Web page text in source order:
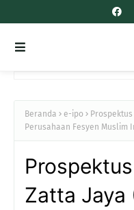
Beranda e-ipo
Prospektus
Perusahaan Fesyen Muslim
Zatta Jaya